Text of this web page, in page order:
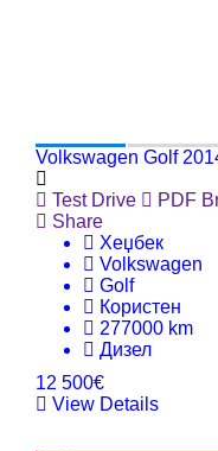
Volkswagen Golf
Test Drive
PDF
Share
Хеџбек
Volkswagen
Golf
Користен
277000 km
Дизел
12 500€
View Details